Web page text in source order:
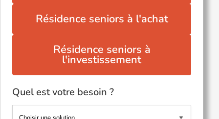
Résidence seniors à l'achat
Résidence seniors à
l'investissement
Quel est votre besoin ?